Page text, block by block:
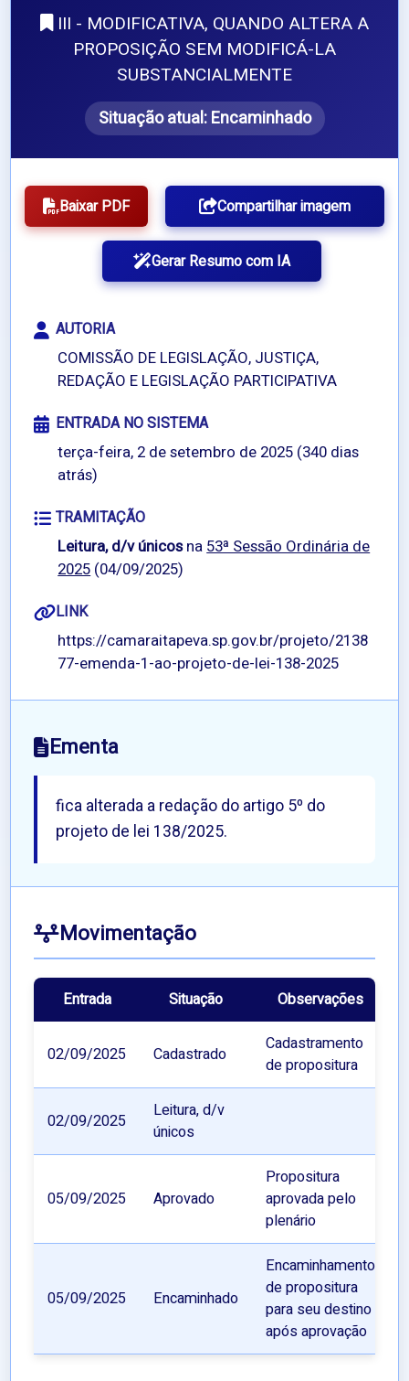
III - MODIFICATIVA, QUANDO ALTERA A
PROPOSIÇÃO SEM MODIFICÁ-LA
SUBSTANCIALMENTE
Situação atual:Encaminhado
Baixar PDF Compartilhar imagem
Gerar Resumo com IA
AUTORIA
COMISSÃO DE LEGISLAÇÃO, JUSTIÇA,
REDAÇÃO E LEGISLAÇÃO PARTICIPATIVA
ENTRADA NO SISTEMA
terça-feira, 2 de setembro de 2025 (340 dias
atrás)
TRAMITAÇÃO
Leitura, d/v únicosna53ª Sessão Ordinária de
2025(04/09/2025)
LINK
https://camaraitapeva.sp.gov.br/projeto/2138
77-emenda-1-ao-projeto-de-lei-138-2025
Ementa
fica alterada a redação do artigo 5º do
projeto de lei 138/2025.
Movimentação
Entrada Situação Observações
02/09/2025 Cadastrado
Cadastramento
de propositura
02/09/2025
Leitura, d/v
únicos
05/09/2025 Aprovado
Propositura
aprovada pelo
plenário
05/09/2025 Encaminhado
Encaminhamento
de propositura
para seu destino
após aprovação